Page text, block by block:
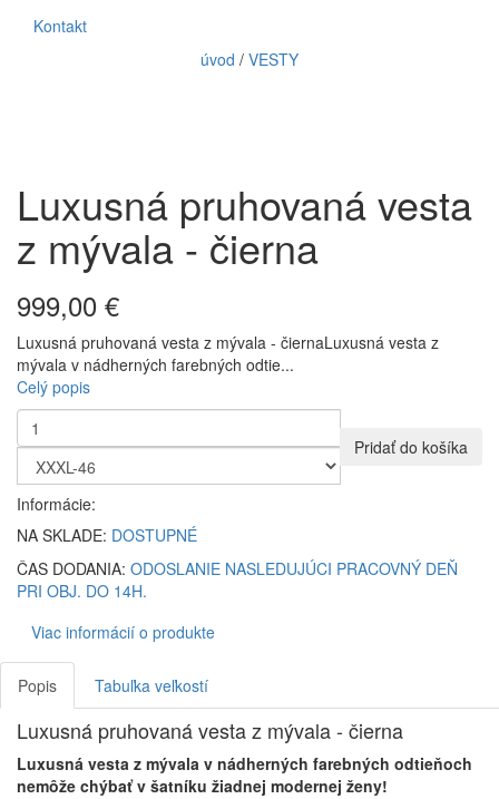
Kontakt
úvod / VESTY
Luxusná pruhovaná vesta
z mývala - čierna
999,00 €
Luxusná pruhovaná vesta z mývala - čiernaLuxusná vesta z
mývala v nádherných farebných odtie...
Celý popis
Pridať do košíka
Informácie:
NA SKLADE: DOSTUPNÉ
ČAS DODANIA: ODOSLANIE NASLEDUJÚCI PRACOVNÝ DEŇ
PRI OBJ. DO 14H.
Viac informácií o produkte
Popis Tabuľka veľkostí
Luxusná pruhovaná vesta z mývala - čierna
Luxusná vesta z mývala v nádherných farebných odtieňoch
nemôže chýbať v šatníku žiadnej modernej ženy!